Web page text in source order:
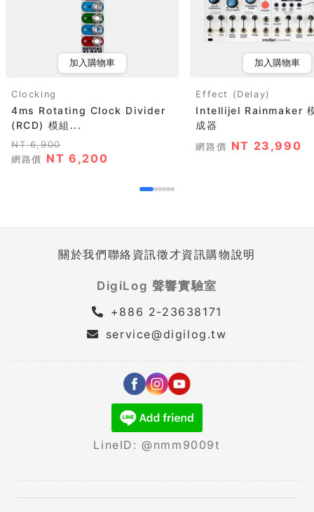
加入購物車
Clocking
4ms Rotating Clock Divider
(RCD) 模組...
NT 6,900
網路價 NT 6,200
加入購物車
Effect (Delay)
Intellijel Rainmaker
成器
網路價 NT 23,990
關於我們聯絡資訊徵才資訊購物說明
DigiLog 聲響實驗室
+886 2-23638171
service@digilog.tw
LineID: @nmm9009t